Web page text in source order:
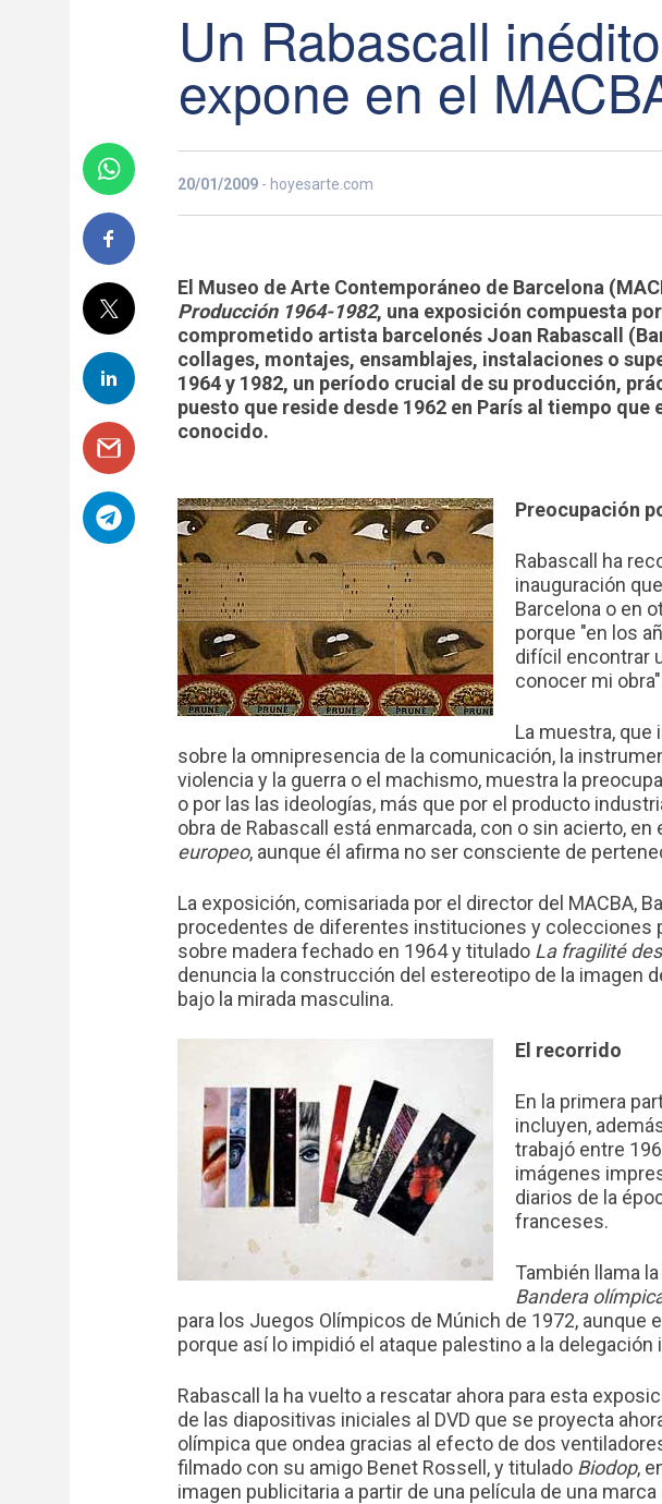
Un Rabascall inédito
expone en el
20/01/2009 - hoyesarte.com
El Museo de Arte Contemporáneo de Barcelona
Producción 1964-1982, una exposición compuesta
comprometido artista barcelonés Joan Rabascall
collages, montajes, ensamblajes, instalaciones o
1964 y 1982, un período crucial de su producción,
puesto que reside desde 1962 en París al tiempo que
conocido.
Preocupación
Rabascall ha
inauguración
Barcelona o en
porque "en los
difícil encontrar
conocer mi
La muestra, que
sobre la omnipresencia de la comunicación, la
violencia y la guerra o el machismo, muestra la
o por las las ideologías, más que por el producto
obra de Rabascall está enmarcada, con o sin acierto, en
europeo, aunque él afirma no ser consciente de
La exposición, comisariada por el director del MACBA,
procedentes de diferentes instituciones y colecciones
sobre madera fechado en 1964 y titulado La fragilité
denuncia la construcción del estereotipo de la imagen
bajo la mirada masculina.
El recorrido
En la primera
incluyen,
trabajó entre
imágenes
diarios de la
franceses.
También llama
Bandera
para los Juegos Olímpicos de Múnich de 1972, aunque
porque así lo impidió el ataque palestino a la delegación
Rabascall la ha vuelto a rescatar ahora para esta
de las diapositivas iniciales al DVD que se proyecta
olímpica que ondea gracias al efecto de dos
filmado con su amigo Benet Rossell, y titulado Biodop,
imagen publicitaria a partir de una película de una marca